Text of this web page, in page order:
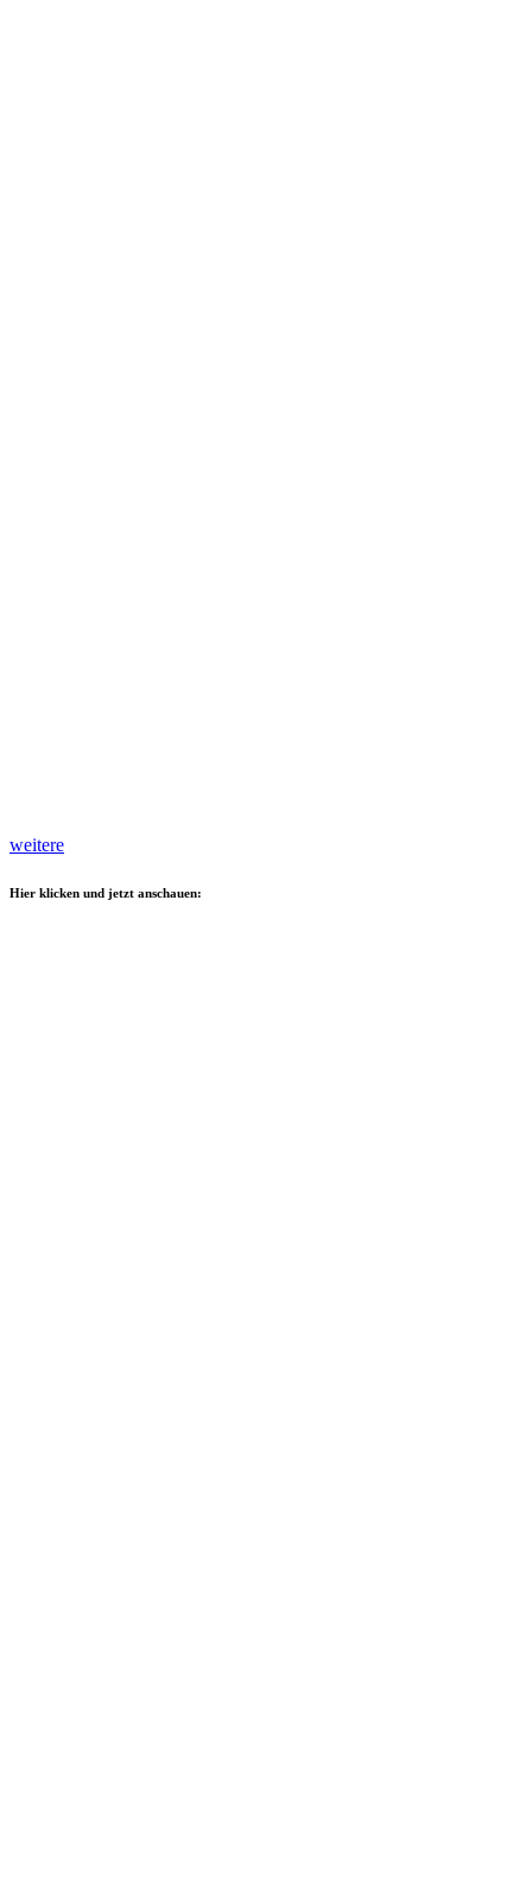
weitere
Hier klicken und jetzt anschauen: